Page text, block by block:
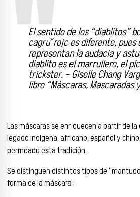
El sentido de los “diablitos”
cagruˇrojc es diferente, pues
representan la audacia y
diablito es el marrullero, el
trickster. – Giselle Chang
libro “Máscaras, Mascaradas
Las máscaras se enriquecen a partir de
legado indígena, africano, español y
permeado esta tradición.
Se distinguen distintos tipos de
forma de la máscara: